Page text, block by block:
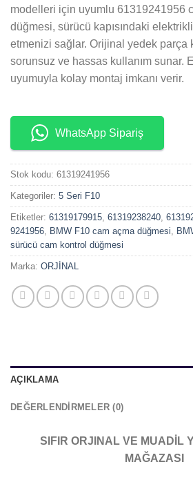
modelleri için uyumlu 61319241956
düğmesi, sürücü kapısındaki
etmenizi sağlar. Orijinal yedek parça
sorunsuz ve hassas kullanım sunar.
uyumuyla kolay montaj imkanı verir.
WhatsApp Sipariş
Stok kodu: 61319241956
Kategoriler: 5 Seri F10
Etiketler: 61319179915 61319238240
9241956 BMW F10 cam açma düğmesi
sürücü cam kontrol düğmesi
Marka: ORJİNAL
AÇIKLAMA
DEĞERLENDIRMELER (0)
SIFIR ORJINAL VE MUADİL
MAĞAZASI